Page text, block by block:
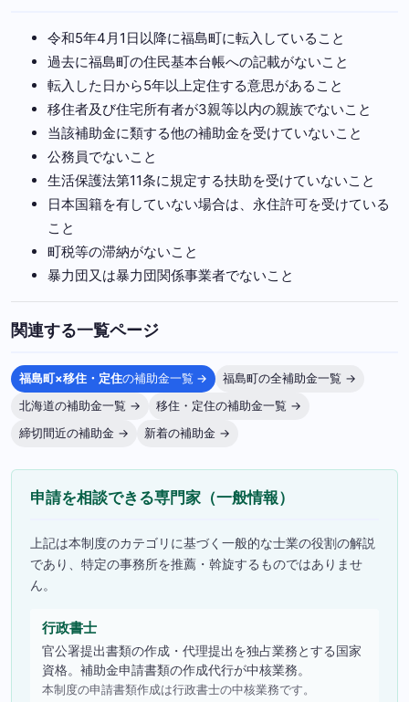
令和5年4月1日以降に福島町に転入していること
過去に福島町の住民基本台帳への記載がないこと
転入した日から5年以上定住する意思があること
移住者及び住宅所有者が3親等以内の親族でないこと
当該補助金に類する他の補助金を受けていないこと
公務員でないこと
生活保護法第11条に規定する扶助を受けていないこと
日本国籍を有していない場合は、永住許可を受けている
こと
町税等の滞納がないこと
暴力団又は暴力団関係事業者でないこと
関連する一覧ページ
福島町×移住・定住の補助金一覧 →
福島町の全補助金一覧 →
北海道の補助金一覧 →
移住・定住の補助金一覧 →
締切間近の補助金 →
新着の補助金 →
申請を相談できる専門家（一般情報）
上記は本制度のカテゴリに基づく一般的な士業の役割の解説
であり、特定の事務所を推薦・斡旋するものではありませ
ん。
行政書士
官公署提出書類の作成・代理提出を独占業務とする国家
資格。補助金申請書類の作成代行が中核業務。
本制度の申請書類作成は行政書士の中核業務です。